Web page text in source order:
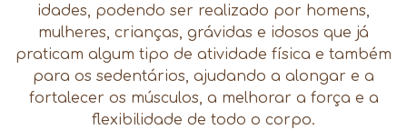
idades, podendo ser realizado por homens,
mulheres, crianças, grávidas e idosos que já
praticam algum tipo de atividade física e também
para os sedentários, ajudando a alongar e a
fortalecer os músculos, a melhorar a força e a
flexibilidade de todo o corpo.